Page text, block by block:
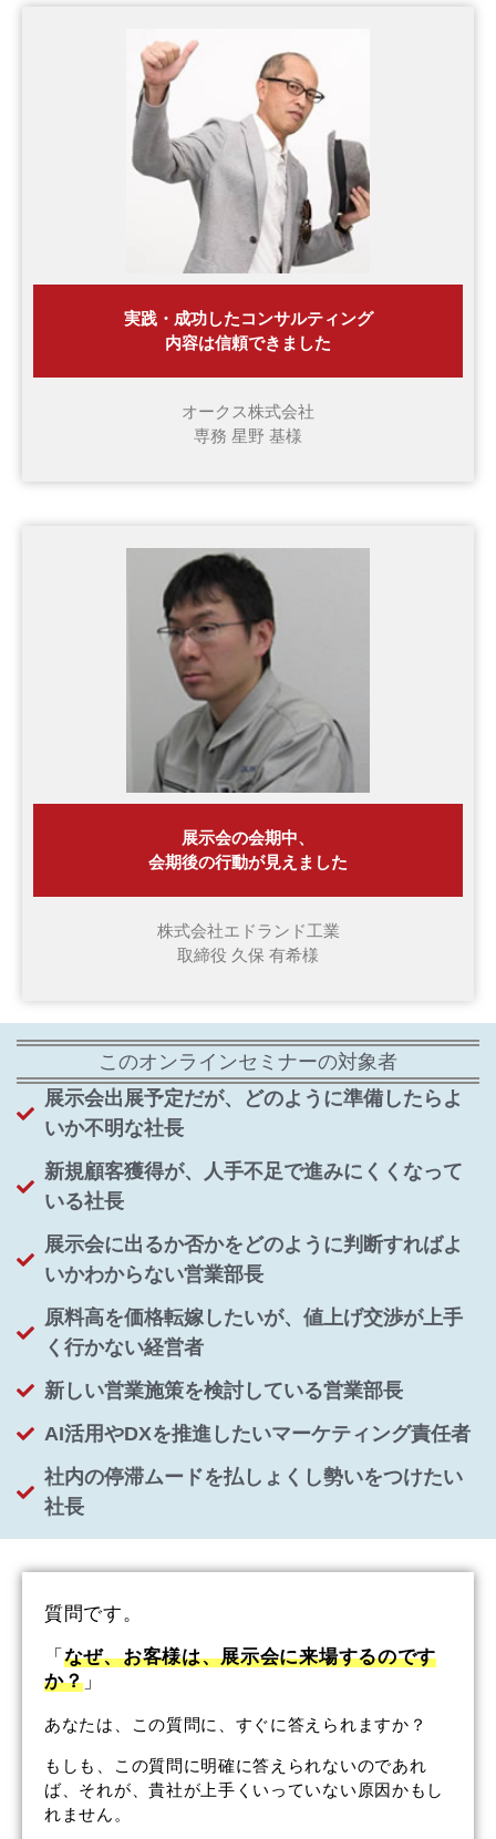
実践・成功したコンサルティング
内容は信頼できました
オークス株式会社
専務 星野 基様
展示会の会期中、
会期後の行動が見えました
株式会社エドランド工業
取締役 久保 有希様
このオンラインセミナーの対象者
展示会出展予定だが、どのように準備したらよ
いか不明な社長
新規顧客獲得が、人手不足で進みにくくなって
いる社長
展示会に出るか否かをどのように判断すればよ
いかわからない営業部長
原料高を価格転嫁したいが、値上げ交渉が上手
く行かない経営者
新しい営業施策を検討している営業部長
AI活用やDXを推進したいマーケティング責任者
社内の停滞ムードを払しょくし勢いをつけたい
社長
質問です。
「 なぜ、お客様は、展示会に来場するのです
か？ 」
あなたは、この質問に、すぐに答えられますか？
もしも、この質問に明確に答えられないのであれ
ば、それが、貴社が上手くいっていない原因かもし
れません。